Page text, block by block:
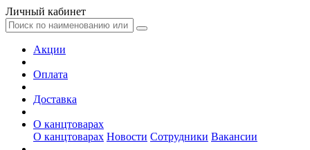
Личный кабинет
Акции
Оплата
Доставка
О канцтоварах
О канцтоварах Новости Сотрудники Вакансии